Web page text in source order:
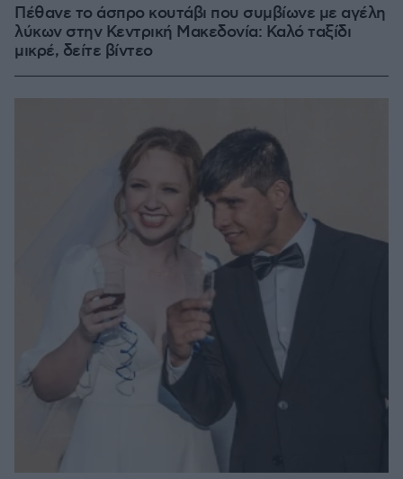
Πέθανε το άσπρο κουτάβι που συμβίωνε με αγέλη
λύκων στην Κεντρική Μακεδονία: Καλό ταξίδι
μικρέ, δείτε βίντεο